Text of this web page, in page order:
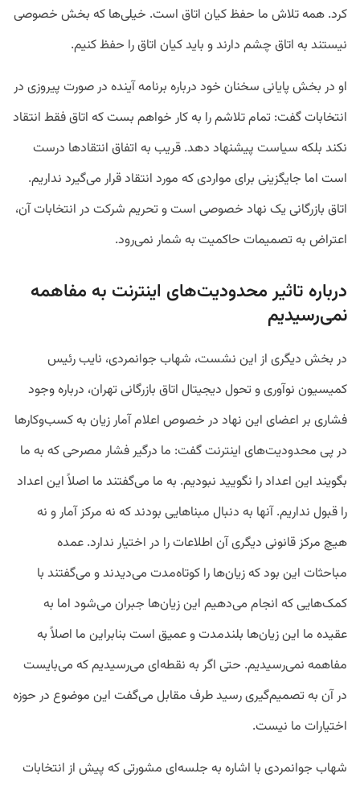
کرد. همه تلاش ما حفظ کیان اتاق است. خیلی‌ها که بخش خصوصی
نیستند به اتاق چشم دارند و باید کیان اتاق را حفظ کنیم.
او در بخش پایانی سخنان خود درباره برنامه آینده در صورت پیروزی در
انتخابات گفت: تمام تلاشم را به کار خواهم بست که اتاق فقط انتقاد
نکند بلکه سیاست‌ پیشنهاد دهد. قریب به اتفاق انتقادها درست
است اما جایگزینی برای مواردی که مورد انتقاد قرار می‌گیرد نداریم.
اتاق بازرگانی یک نهاد خصوصی است و تحریم شرکت در انتخابات آن،
اعتراض به تصمیمات حاکمیت به شمار نمی‌رود.
درباره تاثیر محدودیت‌های اینترنت به مفاهمه
نمی‌رسیدیم
در بخش دیگری از این نشست، شهاب جوانمردی، نایب رئیس
کمیسیون نوآوری و تحول دیجیتال اتاق بازرگانی تهران، درباره وجود
فشاری بر اعضای این نهاد در خصوص اعلام آمار زیان به کسب‌وکارها
در پی محدودیت‌های اینترنت گفت: ما درگیر فشار مصرحی که به ما
بگویند این اعداد را نگویید نبودیم. به ما می‌گفتند ما اصلاً این اعداد
را قبول نداریم. آنها به دنبال مبناهایی بودند که نه مرکز آمار و نه
هیچ مرکز قانونی دیگری آن اطلاعات را در اختیار ندارد. عمده
مباحثات این بود که زیان‌ها را کوتاه‌مدت می‌دیدند و می‌گفتند با
کمک‌هایی که انجام می‌دهیم این زیان‌ها جبران می‌شود اما به
عقیده ما این زیان‌ها بلندمدت و عمیق است بنابراین ما اصلاً به
مفاهمه نمی‌رسیدیم. حتی اگر به نقطه‌ای می‌رسیدیم که می‌بایست
در آن به تصمیم‌گیری رسید طرف مقابل می‌گفت این موضوع در حوزه
اختیارات ما نیست.
شهاب جوانمردی با اشاره به جلسه‌ای مشورتی که پیش از انتخابات